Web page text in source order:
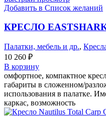
Добавить в Список желаний
КРЕСЛО
Палатки, мебель и др.,
10 260 ₽
В корзину
омфортное, компактное
габариты в сложенном/
использования в палатке.
каркас, возможность